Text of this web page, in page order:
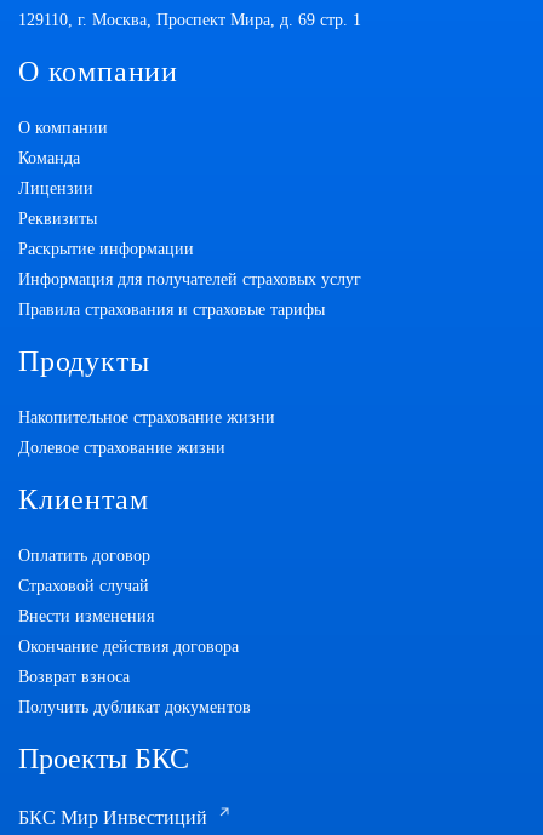
129110, г. Москва, Проспект Мира, д. 69 стр. 1
О компании
О компании
Команда
Лицензии
Реквизиты
Раскрытие информации
Информация для получателей страховых услуг
Правила страхования и страховые тарифы
Продукты
Накопительное страхование жизни
Долевое страхование жизни
Клиентам
Оплатить договор
Страховой случай
Внести изменения
Окончание действия договора
Возврат взноса
Получить дубликат документов
Проекты БКС
БКС Мир Инвестиций